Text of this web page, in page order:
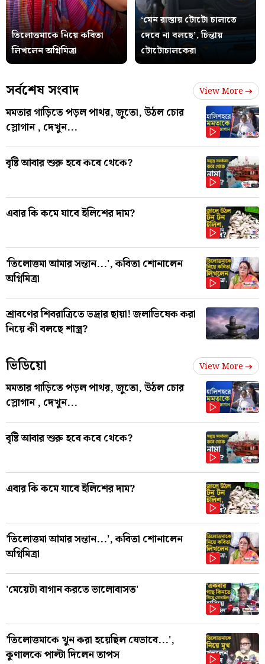
তিলোত্তমাকে নিয়ে কবিতা
লিখলেন অগ্নিমিত্রা
‘মেন রাস্তায় টোটো চালাতে
দেবে না বলছে’, চিন্তায়
টোটোচালকেরা
সর্বশেষ সংবাদ View More
মমতার গাড়িতে পড়ল পাথর, জুতো, উঠল চোর
স্লোগান , দেখুন...
বৃষ্টি আবার শুরু হবে কবে থেকে?
এবার কি কমে যাবে ইলিশের দাম?
'তিলোত্তমা আমার সন্তান...', কবিতা শোনালেন
অগ্নিমিত্রা
শ্রাবণের শিবরাত্রিতে ভদ্রার ছায়া! জলাভিষেক করা
নিয়ে কী বলছে শাস্ত্র?
ভিডিয়ো View More
মমতার গাড়িতে পড়ল পাথর, জুতো, উঠল চোর
স্লোগান , দেখুন...
বৃষ্টি আবার শুরু হবে কবে থেকে?
এবার কি কমে যাবে ইলিশের দাম?
'তিলোত্তমা আমার সন্তান...', কবিতা শোনালেন
অগ্নিমিত্রা
'মেয়েটা বাগান করতে ভালোবাসত'
'তিলোত্তমাকে খুন করা হয়েছিল যেভাবে...',
কুণালকে পাল্টা দিলেন তাপস